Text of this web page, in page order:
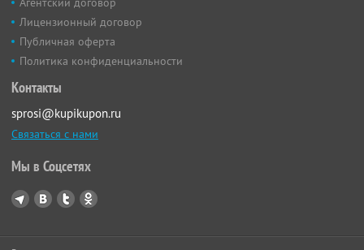
Лицензионный договор
Публичная оферта
Политика конфиденциальности
Контакты
sprosi@kupikupon.ru
Связаться с нами
Мы в Соцсетях